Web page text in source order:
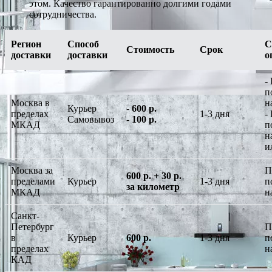
этом. Качество гарантированно долгими годами
сотрудничества.
Регион
доставки
Способ
доставки
Стоимость Срок
Москва в
пределах
МКАД
Курьер
Самовывоз
-600 р.
- 100 р.
1-3 дня
-
-
Москва за
пределами
МКАД
Курьер
600 р. + 30 р.
за километр
1-3 дня
Санкт-
Петербург
в
пределах
КАД
Курьер 600 р. 1-3 дня